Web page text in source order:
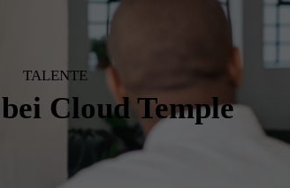
TALENTE
Cloud Temple